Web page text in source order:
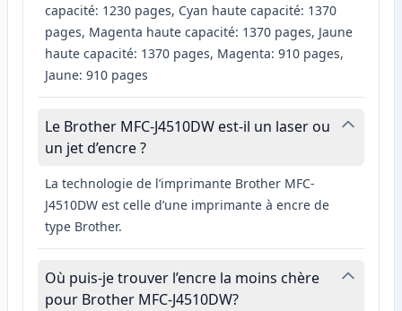
capacité: 1230 pages, Cyan haute capacité: 1370
pages, Magenta haute capacité: 1370 pages, Jaune
haute capacité: 1370 pages, Magenta: 910 pages,
Jaune: 910 pages
Le Brother MFC-J4510DW est-il un laser ou
un jet d’encre ?
La technologie de l’imprimante Brother MFC-
J4510DW est celle d’une imprimante à encre de
type Brother.
Où puis-je trouver l’encre la moins chère
pour Brother MFC-J4510DW?